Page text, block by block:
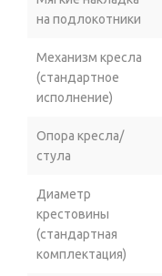
на подлокотники
Механизм кресла
(стандартное
исполнение)
Опора кресла/
стула
Диаметр
крестовины
(стандартная
комплектация)